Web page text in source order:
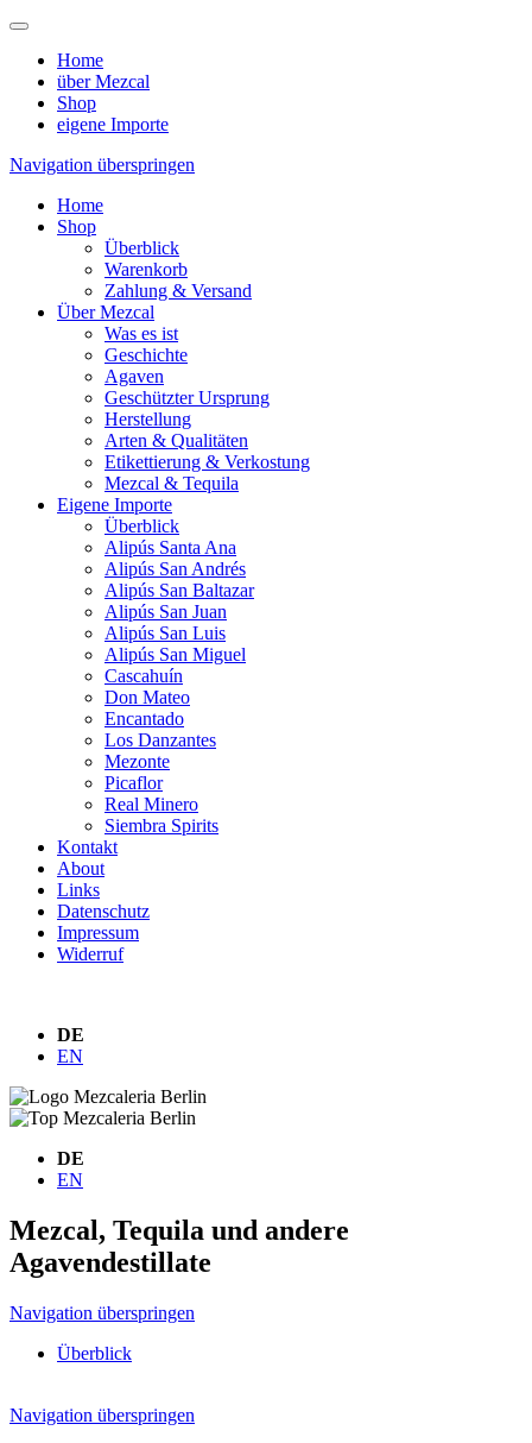
Home
über Mezcal
Shop
eigene Importe
Navigation überspringen
Home
Shop
Überblick
Warenkorb
Zahlung & Versand
Über Mezcal
Was es ist
Geschichte
Agaven
Geschützter Ursprung
Herstellung
Arten & Qualitäten
Etikettierung & Verkostung
Mezcal & Tequila
Eigene Importe
Überblick
Alipús Santa Ana
Alipús San Andrés
Alipús San Baltazar
Alipús San Juan
Alipús San Luis
Alipús San Miguel
Cascahuín
Don Mateo
Encantado
Los Danzantes
Mezonte
Picaflor
Real Minero
Siembra Spirits
Kontakt
About
Links
Datenschutz
Impressum
Widerruf
DE
EN
DE
EN
Mezcal, Tequila und andere
Agavendestillate
Navigation überspringen
Überblick
Navigation überspringen